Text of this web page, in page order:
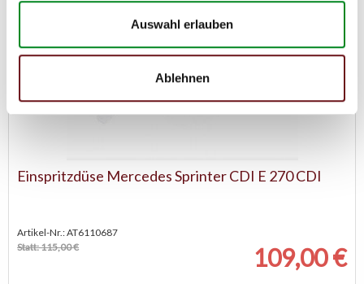
Auswahl erlauben
Ablehnen
Einspritzdüse Mercedes Sprinter CDI E 270 CDI
Artikel-Nr.: AT6110687
Statt: 115,00 €
109,00 €